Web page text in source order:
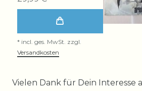
* incl. ges. MwSt. zzgl.
Versandkosten
Vielen Dank für Dein Interesse